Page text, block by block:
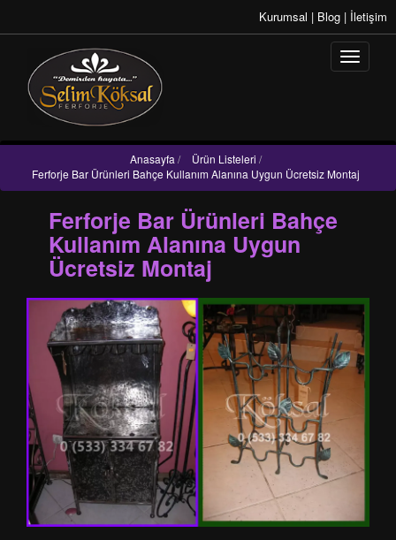
Kurumsal | Blog | İletişim
Anasayfa / Ürün Listeleri /
Ferforje Bar Ürünleri Bahçe Kullanım Alanına Uygun Ücretsiz Montaj
Ferforje Bar Ürünleri Bahçe
Kullanım Alanına Uygun
Ücretsiz Montaj